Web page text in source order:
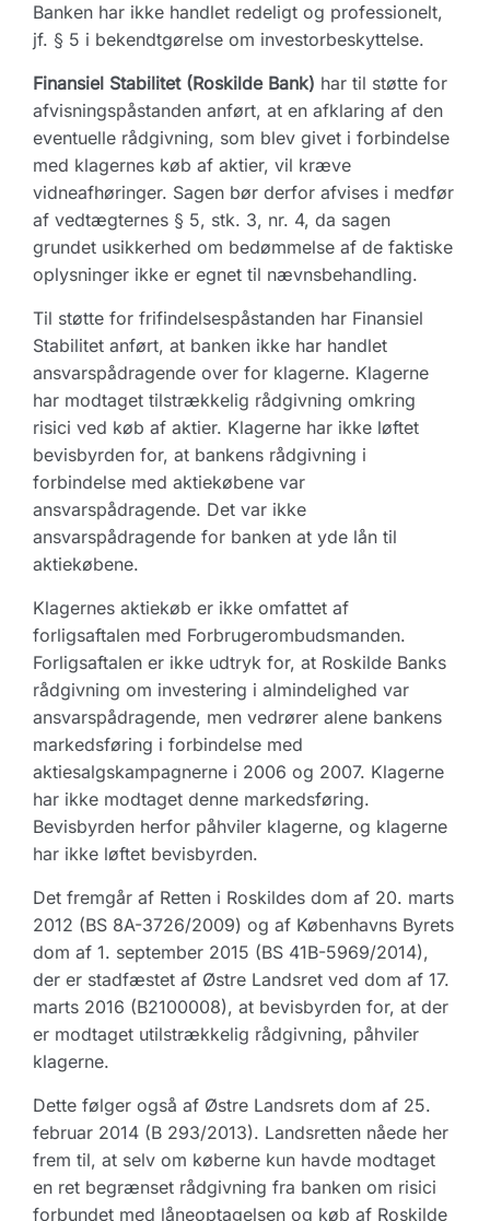
Banken har ikke handlet redeligt og professionelt,
jf. § 5 i bekendtgørelse om investorbeskyttelse.
Finansiel Stabilitet (Roskilde Bank) har til støtte for
afvisningspåstanden anført, at en afklaring af den
eventuelle rådgivning, som blev givet i forbindelse
med klagernes køb af aktier, vil kræve
vidneafhøringer. Sagen bør derfor afvises i medfør
af vedtægternes § 5, stk. 3, nr. 4, da sagen
grundet usikkerhed om bedømmelse af de faktiske
oplysninger ikke er egnet til nævnsbehandling.
Til støtte for frifindelsespåstanden har Finansiel
Stabilitet anført, at banken ikke har handlet
ansvarspådragende over for klagerne. Klagerne
har modtaget tilstrækkelig rådgivning omkring
risici ved køb af aktier. Klagerne har ikke løftet
bevisbyrden for, at bankens rådgivning i
forbindelse med aktiekøbene var
ansvarspådragende. Det var ikke
ansvarspådragende for banken at yde lån til
aktiekøbene.
Klagernes aktiekøb er ikke omfattet af
forligsaftalen med Forbrugerombudsmanden.
Forligsaftalen er ikke udtryk for, at Roskilde Banks
rådgivning om investering i almindelighed var
ansvarspådragende, men vedrører alene bankens
markedsføring i forbindelse med
aktiesalgskampagnerne i 2006 og 2007. Klagerne
har ikke modtaget denne markedsføring.
Bevisbyrden herfor påhviler klagerne, og klagerne
har ikke løftet bevisbyrden.
Det fremgår af Retten i Roskildes dom af 20. marts
2012 (BS 8A-3726/2009) og af Københavns Byrets
dom af 1. september 2015 (BS 41B-5969/2014),
der er stadfæstet af Østre Landsret ved dom af 17.
marts 2016 (B2100008), at bevisbyrden for, at der
er modtaget utilstrækkelig rådgivning, påhviler
klagerne.
Dette følger også af Østre Landsrets dom af 25.
februar 2014 (B 293/2013). Landsretten nåede her
frem til, at selv om køberne kun havde modtaget
en ret begrænset rådgivning fra banken om risici
forbundet med låneoptagelsen og køb af Roskilde